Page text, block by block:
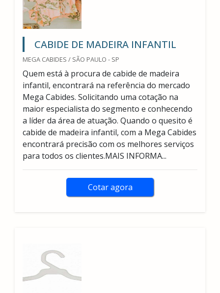
CABIDE DE MADEIRA INFANTIL
MEGA CABIDES / SÃO PAULO - SP
Quem está à procura de cabide de madeira
infantil, encontrará na referência do mercado
Mega Cabides. Solicitando uma cotação na
maior especialista do segmento e conhecendo
a líder da área de atuação. Quando o quesito é
cabide de madeira infantil, com a Mega Cabides
encontrará precisão com os melhores serviços
para todos os clientes.MAIS INFORMA...
Cotar agora